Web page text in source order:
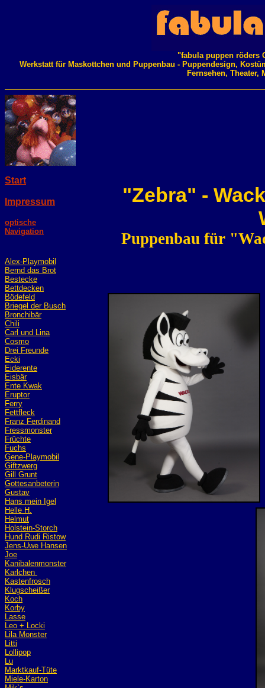
"fabula puppen röders
Werkstatt für Maskottchen und Puppenbau - Puppendesign,
Fernsehen, Theater,
Start
Impressum
optische
Navigation
Alex-Playmobil
Bernd das Brot
Bestecke
Bettdecken
Bödefeld
Briegel der Busch
Bronchibär
Chili
Carl und Lina
Cosmo
Drei Freunde
Ecki
Eiderente
Eisbär
Ente Kwak
Eruptor
Ferry
Fettfleck
Franz Ferdinand
Fressmonster
Früchte
Fuchs
Gene-Playmobil
Giftzwerg
Gill Grunt
Gottesanbeterin
Gustav
Hans mein Igel
Helle H.
Helmut
Holstein-Storch
Hund Rudi Ristow
Jens-Uwe Hansen
Joe
Kanibalenmonster
Karlchen
Kastenfrosch
Klugscheißer
Koch
Korby
Lasse
Leo + Locki
Lila Monster
Litti
Lollipop
Lu
Marktkauf-Tüte
Miele-Karton
"Zebra" -
Puppenbau für